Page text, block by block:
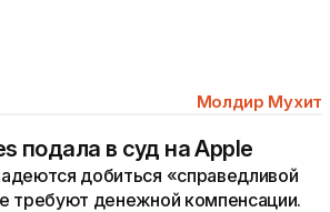
Молдир Мухит
подала в суд на Apple
добиться «справедливой
требуют денежной компенсации.